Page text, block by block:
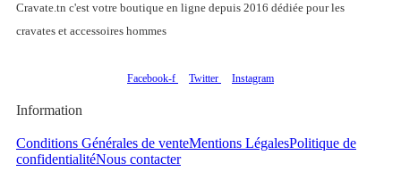
Cravate.tn c'est votre boutique en ligne depuis 2016 dédiée pour les
cravates et accessoires hommes
Facebook-f Twitter Instagram
Information
Conditions Générales de venteMentions LégalesPolitique de
confidentialitéNous contacter